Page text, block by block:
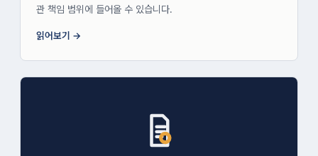
관 책임 범위에 들어올 수 있습니다.
읽어보기